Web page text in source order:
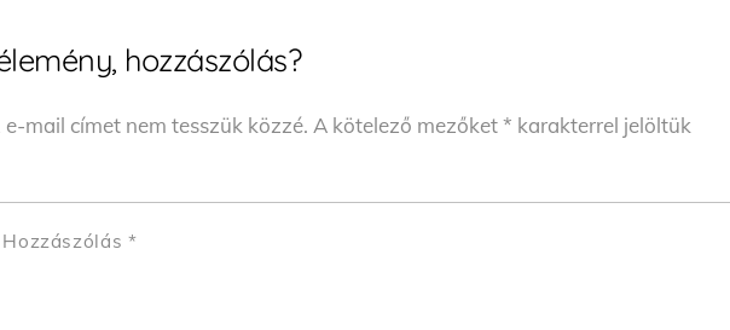
hozzászólás?
e-mail címet nem tesszük közzé. A kötelező mezőket* karakterrel jelöltük
Hozzászólás *